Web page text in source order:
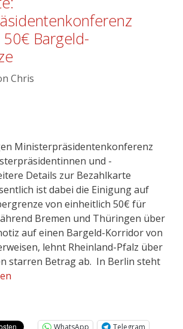
Bargeld-
Chris
Ministerpräsidentenkonferenz
und -
Details zur Bezahlkarte
ist dabei die Einigung auf
von einheitlich 50€ für
Bremen und Thüringen über
auf einen Bargeld-Korridor von
lehnt Rheinland-Pfalz über
starren Betrag ab. In Berlin steht
WhatsApp
Telegram